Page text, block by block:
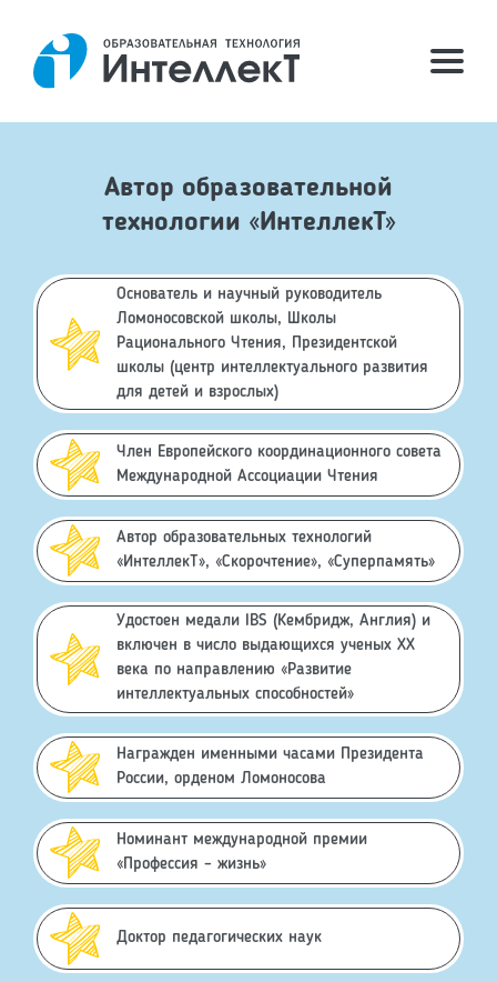
Автор образовательной
технологии «ИнтеллекТ»
Основатель и научный руководитель
Ломоносовской школы, Школы
Рационального Чтения, Президентской
школы (центр интеллектуального развития
для детей и взрослых)
Член Европейского координационного совета
Международной Ассоциации Чтения
Автор образовательных технологий
«ИнтеллекТ», «Скорочтение», «Суперпамять»
Удостоен медали IBS (Кембридж, Англия) и
включен в число выдающихся ученых XX
века по направлению «Развитие
интеллектуальных способностей»
Награжден именными часами Президента
России, орденом Ломоносова
Номинант международной премии
«Профессия – жизнь»
Доктор педагогических наук